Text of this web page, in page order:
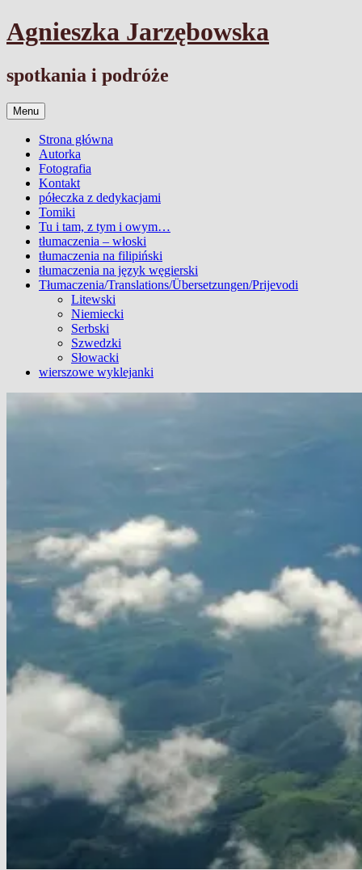
Przejdź
do
Agnieszka Jarzębowska
spotkania i podróże
Menu
Strona główna
Autorka
Fotografia
Kontakt
półeczka z dedykacjami
Tomiki
Tu i tam, z tym i owym…
tłumaczenia – włoski
tłumaczenia na filipiński
tłumaczenia na język węgierski
Tłumaczenia/Translations/Übersetzungen/Prijevodi
Litewski
Niemiecki
Serbski
Szwedzki
Słowacki
wierszowe wyklejanki